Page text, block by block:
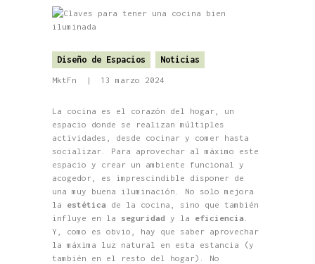
Diseño de Espacios Noticias
MktFn 13 marzo 2024
La cocina es el corazón del hogar, un
espacio donde se realizan múltiples
actividades, desde cocinar y comer hasta
socializar. Para aprovechar al máximo este
espacio y crear un ambiente funcional y
acogedor, es imprescindible disponer de
una muy buena iluminación. No solo mejora
la estética de la cocina, sino que también
influye en la seguridad y la eficiencia
Y, como es obvio, hay que saber aprovechar
la máxima luz natural en esta estancia (y
también en el resto del hogar). No